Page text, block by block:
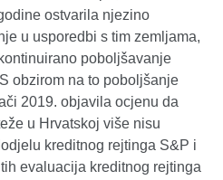
ostvarila njezino
u usporedbi s tim zemljama,
poboljšavanje
obzirom na to poboljšanje
2019. objavila ocjenu da
u Hrvatskoj više nisu
kreditnog rejtinga S&P i
evaluacija kreditnog rejtinga